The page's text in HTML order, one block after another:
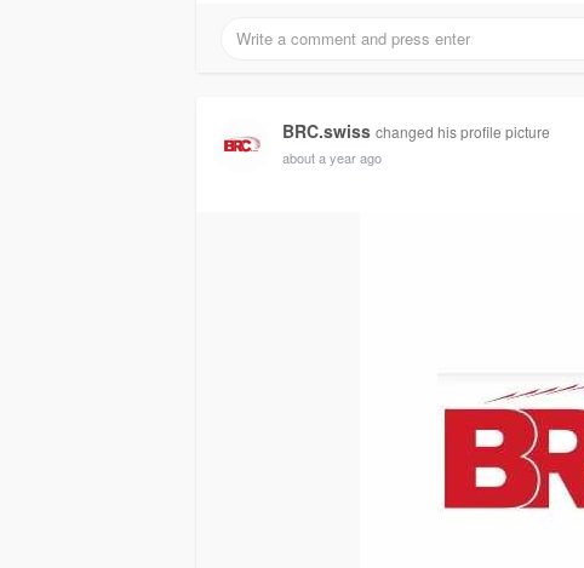
BRC.swiss changed his profile picture
about a year ago